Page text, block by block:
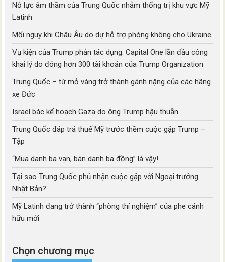
Nỗ lực âm thầm của Trung Quốc nhằm thống trị khu vực Mỹ
Latinh
Mối nguy khi Châu Âu do dự hỗ trợ phòng không cho Ukraine
Vụ kiện của Trump phản tác dụng: Capital One lần đầu công
khai lý do đóng hơn 300 tài khoản của Trump Organization
Trung Quốc – từ mỏ vàng trở thành gánh nặng của các hãng
xe Đức
Israel bác kế hoạch Gaza do ông Trump hậu thuẫn
Trung Quốc đáp trả thuế Mỹ trước thềm cuộc gặp Trump –
Tập
“Mua danh ba vạn, bán danh ba đồng” là vậy!
Tại sao Trung Quốc phủ nhận cuộc gặp với Ngoại trưởng
Nhật Bản?
Mỹ Latinh đang trở thành “phòng thí nghiệm” của phe cánh
hữu mới
Chọn chương mục